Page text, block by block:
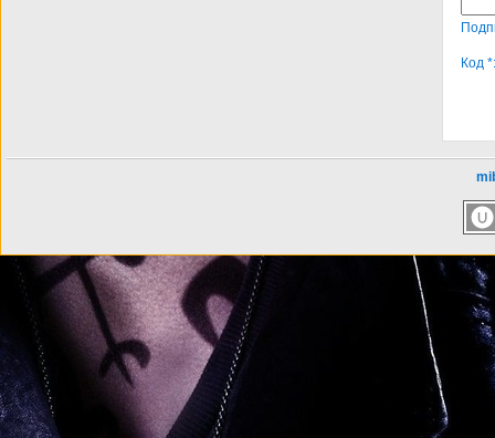
Код *: